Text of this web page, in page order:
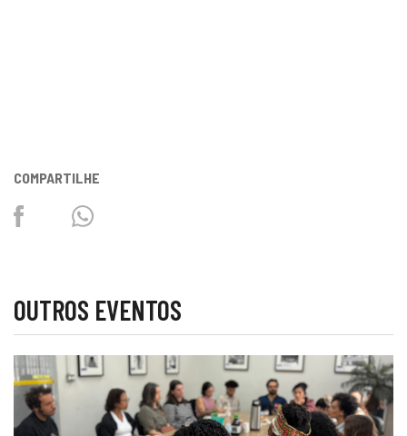
COMPARTILHE
FacebookTwitterWhatsapp
OUTROS EVENTOS